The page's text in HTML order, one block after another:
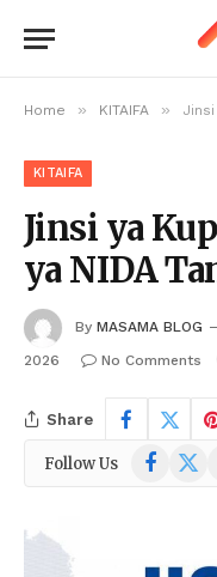
Home » KITAIFA » Jinsi
KITAIFA
Jinsi ya
ya NIDA
By MASAMA BLOG
2026
No Comments
Share
Follow Us Facebook
X